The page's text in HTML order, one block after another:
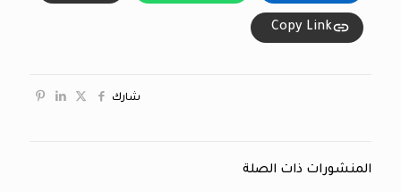
Copy Link
شارك
المنشورات ذات الصلة